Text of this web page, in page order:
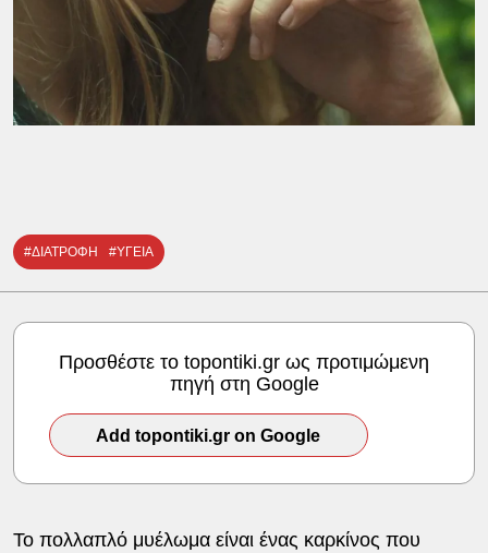
#ΔΙΑΤΡΟΦΗ #ΥΓΕΙΑ
Προσθέστε το topontiki.gr ως προτιμώμενη
πηγή στη Google
Add topontiki.gr on Google
Το πολλαπλό μυέλωμα είναι ένας καρκίνος που